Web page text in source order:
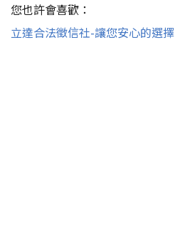
您也許會喜歡：
立達合法徵信社-讓您安心的選擇